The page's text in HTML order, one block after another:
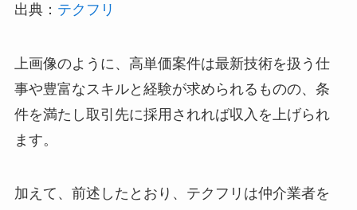
出典： テクフリ
上画像のように、高単価案件は最新技術を扱う仕
事や豊富なスキルと経験が求められるものの、条
件を満たし取引先に採用されれば収入を上げられ
ます。
加えて、前述したとおり、テクフリは仲介業者を